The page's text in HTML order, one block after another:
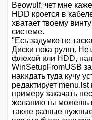
Beowulf, чет мне
HDD кроется в
хватает твоему
системе.
"Есь задумко не
Диски пока рулят.
флехой или HDD,
WinSetupFromUSB
накидать туда кучу
редактирует
примеру закачать
желанию ты можешь
также разные